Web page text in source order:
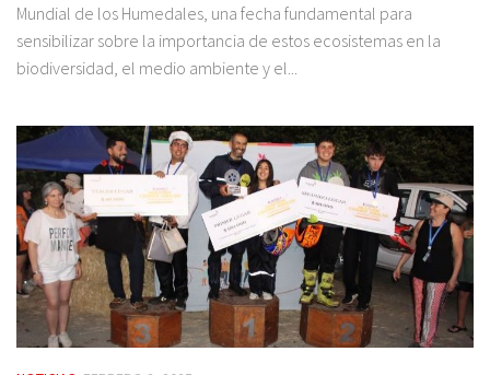
Mundial de los Humedales, una fecha fundamental para
sensibilizar sobre la importancia de estos ecosistemas en la
biodiversidad, el medio ambiente y el...